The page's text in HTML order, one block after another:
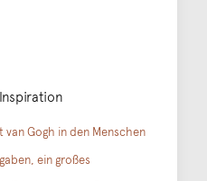
Gogh in den Menschen
ein großes